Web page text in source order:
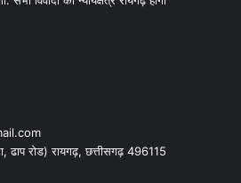
ढाप रोड) रायगढ़, छत्तीसगढ़ 496115